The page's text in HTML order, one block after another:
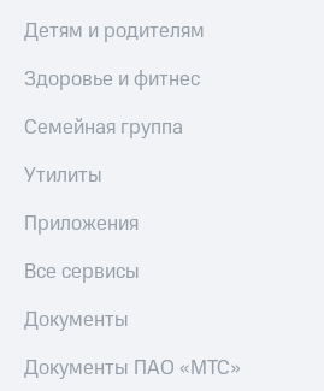
Детям и родителям
Здоровье и фитнес
Семейная группа
Утилиты
Приложения
Все сервисы
Документы
Документы ПАО «МТС»